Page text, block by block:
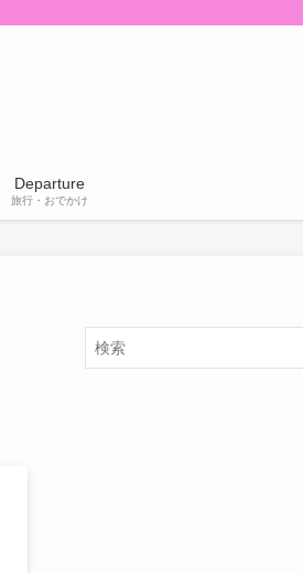
Departure
旅行・おでかけ